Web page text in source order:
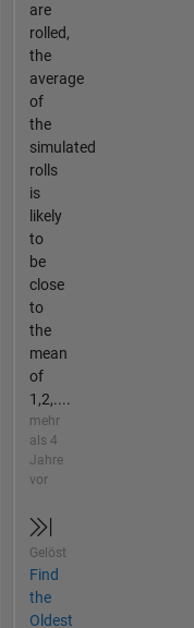
are
rolled,
the
average
of
the
simulated
rolls
is
likely
to
be
close
to
the
mean
of
1,2,....
mehr
als 4
Jahre
vor
Gelöst
Find
the
Oldest